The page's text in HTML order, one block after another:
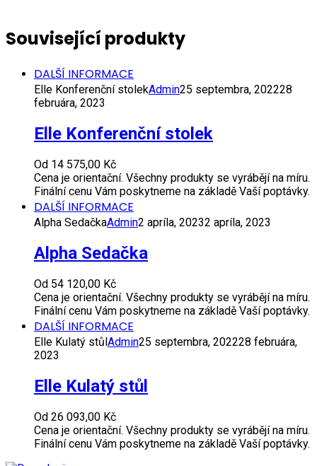
Související produkty
DALŠÍ INFORMACE
Elle Konferenční stolekAdmin25 septembra, 202228
februára, 2023
Elle Konferenční stolek
Od 14 575,00 Kč
Cena je orientační. Všechny produkty se vyrábějí na míru.
Finální cenu Vám poskytneme na základě Vaší poptávky.
DALŠÍ INFORMACE
Alpha SedačkaAdmin2 apríla, 20232 apríla, 2023
Alpha Sedačka
Od 54 120,00 Kč
Cena je orientační. Všechny produkty se vyrábějí na míru.
Finální cenu Vám poskytneme na základě Vaší poptávky.
DALŠÍ INFORMACE
Elle Kulatý stůlAdmin25 septembra, 202228 februára,
2023
Elle Kulatý stůl
Od 26 093,00 Kč
Cena je orientační. Všechny produkty se vyrábějí na míru.
Finální cenu Vám poskytneme na základě Vaší poptávky.